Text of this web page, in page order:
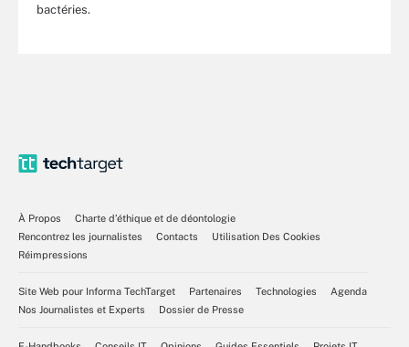
bactéries.
À Propos
Charte d’éthique et de déontologie
Rencontrez les journalistes
Contacts
Utilisation Des Cookies
Réimpressions
Site Web pour Informa TechTarget Partenaires Technologies
Agenda
Nos Journalistes et Experts
Dossier de Presse